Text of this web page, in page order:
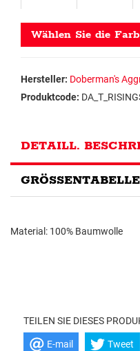
Wählen Sie die
Hersteller: Doberman's
Produktcode:
DETAILL.
GRÖSSENTABELLE
Material: 100% Baumwolle
TEILEN SIE DIESES
E-mail Tweet